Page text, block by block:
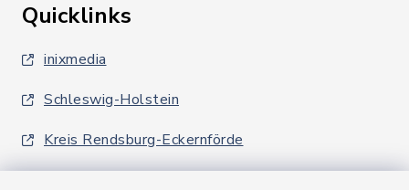
Quicklinks
inixmedia
Schleswig-Holstein
Kreis Rendsburg-Eckernförde